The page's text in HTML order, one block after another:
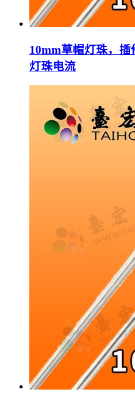
10mm草帽灯珠，
灯珠电流